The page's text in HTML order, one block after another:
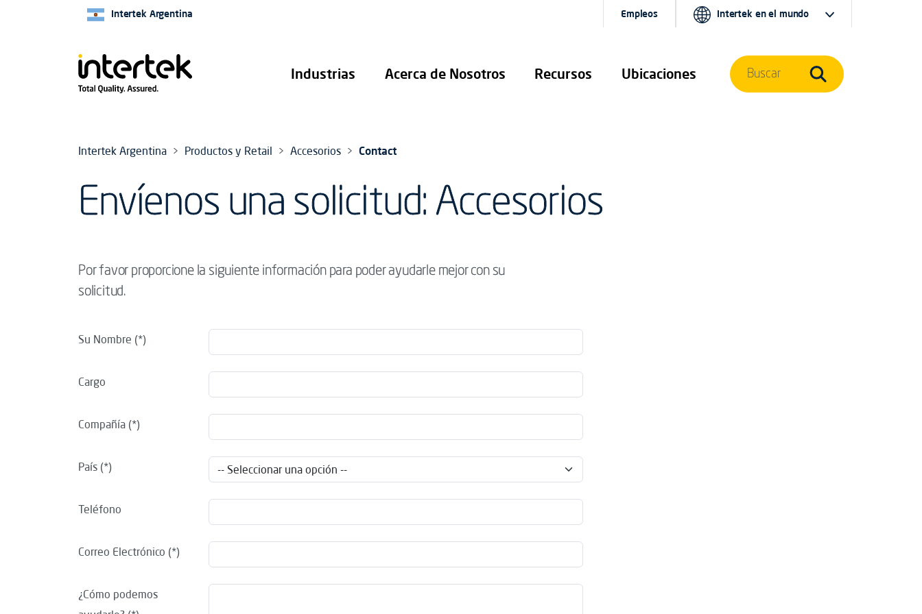
Industrias Acerca de Nosotros Recursos Ubicaciones
Intertek Argentina Empleos Intertek en el mundo
Buscar
Intertek Argentina Productos y Retail Accesorios Contact
Envíenos una solicitud: Accesorios
Por favor proporcione la siguiente información para poder ayudarle mejor con su
solicitud.
Su Nombre
Cargo
Compañía
País
Teléfono
Correo Electrónico
¿Cómo podemos